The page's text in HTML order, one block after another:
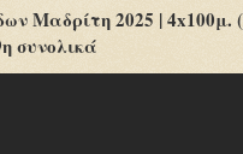
2025 | 4x100μ.
συνολικά